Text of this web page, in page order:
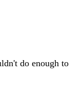
do enough to